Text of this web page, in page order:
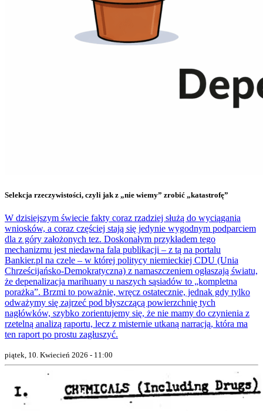
Selekcja rzeczywistości, czyli jak z „nie wiemy” zrobić „katastrofę”
W dzisiejszym świecie fakty coraz rzadziej służą do wyciągania
wniosków, a coraz częściej stają się jedynie wygodnym podparciem
dla z góry założonych tez. Doskonałym przykładem tego
mechanizmu jest niedawna fala publikacji – z tą na portalu
Bankier.pl na czele – w której politycy niemieckiej CDU (Unia
Chrześcijańsko-Demokratyczna) z namaszczeniem ogłaszają światu,
że depenalizacja marihuany u naszych sąsiadów to „kompletna
porażka”. Brzmi to poważnie, wręcz ostatecznie, jednak gdy tylko
odważymy się zajrzeć pod błyszczącą powierzchnię tych
nagłówków, szybko zorientujemy się, że nie mamy do czynienia z
rzetelną analizą raportu, lecz z misternie utkaną narracją, która ma
ten raport po prostu zagłuszyć.
piątek, 10. Kwiecień 2026 - 11:00